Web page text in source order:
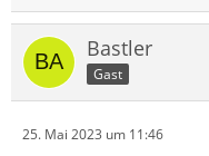
Bastler
Gast
25. Mai 2023 um 11:46